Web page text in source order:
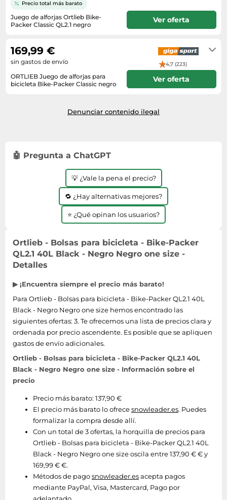
Ropa deportiva y outdoor
Tiendas de campaña
Zapatillas deportivas
Perfumes de mujer
Perfumes unisex
Placer y anticoncepción
Productos de higiene corporal
Productos para baño y ducha
Sets de belleza
Tratamientos faciales
Media
Monitores y pantallas ordenador
Máquinas de afeitar
Móviles
Placas de cocina
Sonido y alta fidelidad
TV, vídeo y DVD
Telecomunicaciones
Playmobil
Vehículos a escala
Relojes
Relojes de pulsera
Tejer y crochet
Zapatillas de atletismo
Zapatillas de baloncesto
Juego de alforjas Ortlieb Bike-
Packer Classic QL2.1 negro
Precio total más barato
Ver oferta
ORTLIEB Juego de alforjas para
bicicleta Bike-Packer Classic negro
4,7 (223)
169,99 €
sin gastos de envío
Ver oferta
Denunciar contenido ilegal
🤖 Pregunta a ChatGPT
💡 ¿Vale la pena el precio?
🔁 ¿Hay alternativas mejores?
⭐ ¿Qué opinan los usuarios?
Ortlieb - Bolsas para bicicleta - Bike-Packer
QL2.1 40L Black - Negro Negro one size -
Detalles
▶ ¡Encuentra siempre el precio más barato!
Para Ortlieb - Bolsas para bicicleta - Bike-Packer QL2.1 40L
Black - Negro Negro one size hemos encontrado las
siguientes ofertas: 3. Te ofrecemos una lista de precios clara y
ordenada por precio ascendente. Es posible que se apliquen
gastos de envío adicionales.
Ortlieb - Bolsas para bicicleta - Bike-Packer QL2.1 40L
Black - Negro Negro one size - Información sobre el
precio
Precio más barato: 137,90 €
El precio más barato lo ofrecesnowleader.es. Puedes
formalizar la compra desde allí.
Con un total de 3 ofertas, la horquilla de precios para
Ortlieb - Bolsas para bicicleta - Bike-Packer QL2.1 40L
Black - Negro Negro one size oscila entre 137,90 € € y
169,99 € €.
Métodos de pagosnowleader.esacepta pagos
mediante PayPal, Visa, Mastercard, Pago por